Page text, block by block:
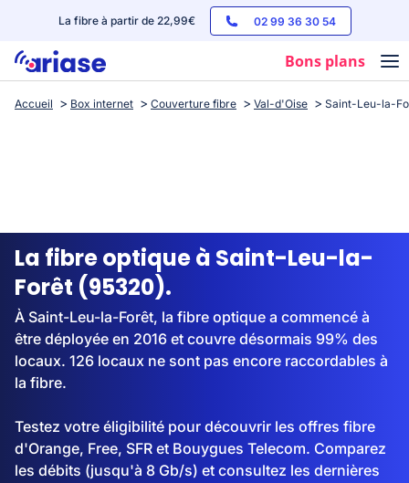
La fibre à partir de 22,99€ 02 99 36 30 54
Bons plans
Box internet
Streaming
Accueil Box internet Couverture fibre Val-d'Oise Saint-Leu-la-
La fibre optique à Saint-Leu-la-
Forêt (95320).
À Saint-Leu-la-Forêt, la fibre optique a commencé à
être déployée en 2016 et couvre désormais 99% des
locaux. 126 locaux ne sont pas encore raccordables à
la fibre.
Testez votre éligibilité pour découvrir les offres fibre
d'Orange, Free, SFR et Bouygues Telecom. Comparez
les débits (jusqu'à 8 Gb/s) et consultez les dernières